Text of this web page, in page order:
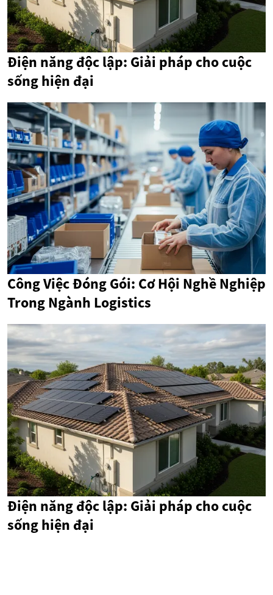
Điện năng độc lập: Giải pháp cho cuộc
sống hiện đại
Công Việc Đóng Gói: Cơ Hội Nghề Nghiệp
Trong Ngành Logistics
Điện năng độc lập: Giải pháp cho cuộc
sống hiện đại